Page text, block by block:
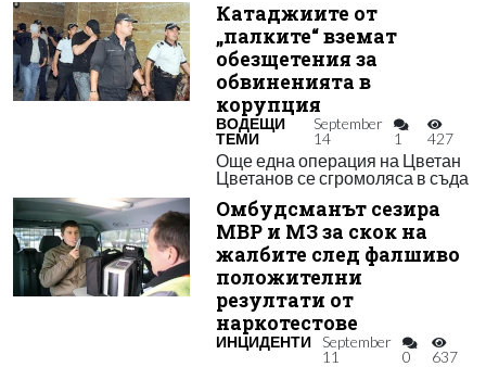
Катаджиите от
„палките“ вземат
обезщетения за
обвиненията в
корупция
ВОДЕЩИ
ТЕМИ
September
14
1 427
Още една операция на Цветан
Цветанов се сгромоляса в съда
Омбудсманът сезира
МВР и МЗ за скок на
жалбите след фалшиво
положителни
резултати от
наркотестове
ИНЦИДЕНТИ
September
11
0 637